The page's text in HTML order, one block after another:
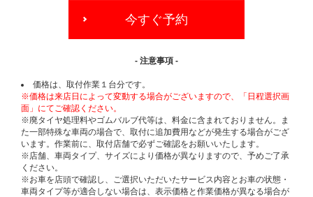
今すぐ予約
- 注意事項 -
価格は、取付作業１台分です。
※価格は来店日によって変動する場合がございますので、「日程選択画
面」にてご確認ください。
※廃タイヤ処理料やゴムバルブ代等は、料金に含まれておりません。ま
た一部特殊な車両の場合で、取付に追加費用などが発生する場合がござ
います。作業前に、取付店舗で必ずご確認をお願いいたします。
※店舗、車両タイプ、サイズにより価格が異なりますので、予めご了承
ください。
※お車を店頭で確認し、ご選択いただいたサービス内容とお車の状態・
車両タイプ等が適合しない場合は、表示価格と作業価格が異なる場合が